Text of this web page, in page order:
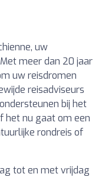
uw
meer dan 20 jaar
uw reisdromen
reisadviseurs
bij het
het nu gaat om een
rondreis of
tot en met vrijdag